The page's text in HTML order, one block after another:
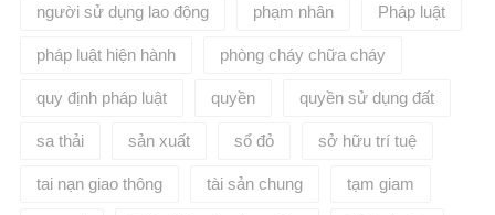
người sử dụng lao động phạm nhân Pháp luật
pháp luật hiện hành phòng cháy chữa cháy
quy định pháp luật quyền quyền sử dụng đất
sa thải sản xuất sổ đỏ sở hữu trí tuệ
tai nạn giao thông tài sản chung tạm giam